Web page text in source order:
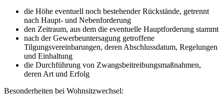
die Höhe eventuell noch bestehender Rückstände, getrennt
nach Haupt- und Nebenforderung
den Zeitraum, aus dem die eventuelle Hauptforderung stammt
nach der Gewerbeuntersagung getroffene
Tilgungsvereinbarungen, deren Abschlussdatum, Regelungen
und Einhaltung
die Durchführung von Zwangsbeitreibungsmaßnahmen,
deren Art und Erfolg
Besonderheiten bei Wohnsitzwechsel: